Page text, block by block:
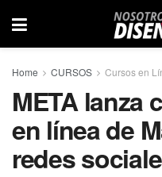
Home CURSOS Cursos en
META lanza
en línea de
redes